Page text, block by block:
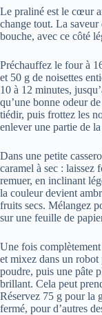
Le praliné est le cœur
change tout. La saveur
bouche, avec ce côté
Préchauffez le four à
et 50 g de noisettes
10 à 12 minutes,
qu’une bonne odeur
tiédir, puis frottez les
enlever une partie de la
Dans une petite
caramel à sec : laissez
remuer, en inclinant
la couleur devient
fruits secs. Mélangez
sur une feuille de
Une fois
et mixez dans un
poudre, puis une pâte
brillant. Cela peut
Réservez 75 g pour la
fermé, pour d’autres